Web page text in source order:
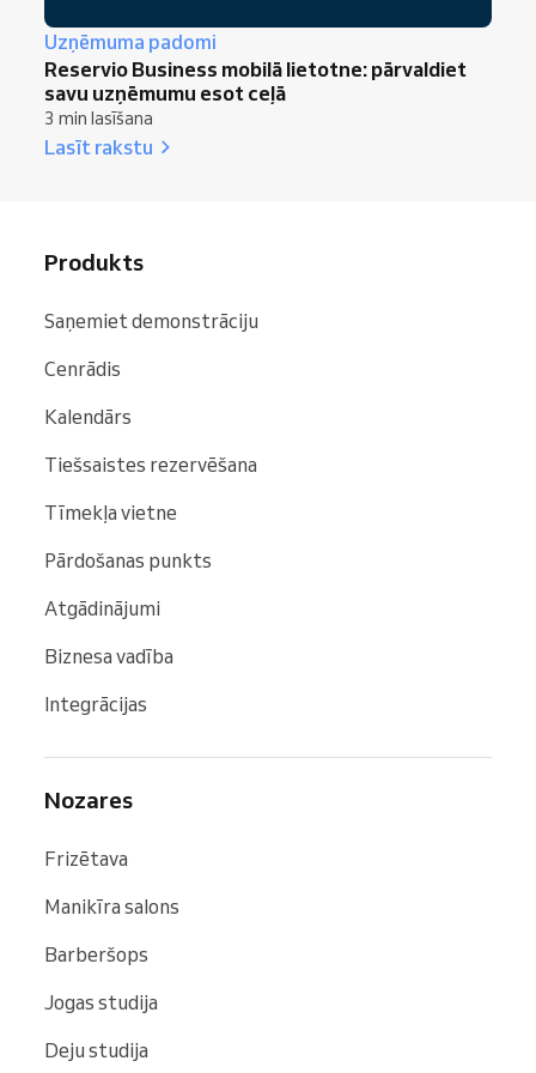
Uzņēmuma padomi
Reservio Business mobilā lietotne: pārvaldiet
savu uzņēmumu esot ceļā
3 min lasīšana
Lasīt rakstu
Produkts
Saņemiet demonstrāciju
Cenrādis
Kalendārs
Tiešsaistes rezervēšana
Tīmekļa vietne
Pārdošanas punkts
Atgādinājumi
Biznesa vadība
Integrācijas
Nozares
Frizētava
Manikīra salons
Barberšops
Jogas studija
Deju studija